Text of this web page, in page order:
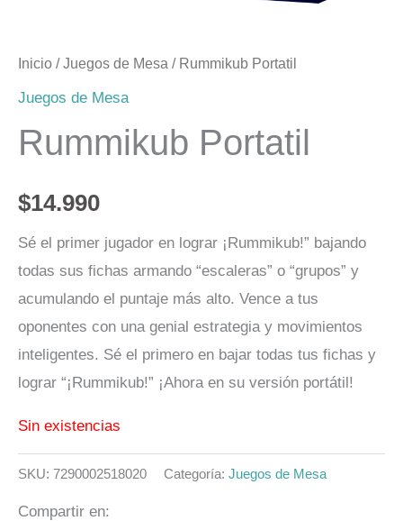
Inicio /Juegos de Mesa / Rummikub Portatil
Juegos de Mesa
Rummikub Portatil
$14.990
Sé el primer jugador en lograr ¡Rummikub!” bajando
todas sus fichas armando “escaleras” o “grupos” y
acumulando el puntaje más alto. Vence a tus
oponentes con una genial estrategia y movimientos
inteligentes. Sé el primero en bajar todas tus fichas y
lograr “¡Rummikub!” ¡Ahora en su versión portátil!
Sin existencias
SKU: 7290002518020 Categoría: Juegos de Mesa
Compartir en: